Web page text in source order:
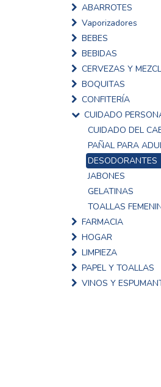
ABARROTES
Vaporizadores
BEBES
BEBIDAS
CERVEZAS Y
BOQUITAS
CONFITERÍA
CUIDADO
CUIDADO DEL
PAÑAL PARA
DESODORANTES
JABONES
GELATINAS
TOALLAS
FARMACIA
HOGAR
LIMPIEZA
PAPEL Y TOALLAS
VINOS Y